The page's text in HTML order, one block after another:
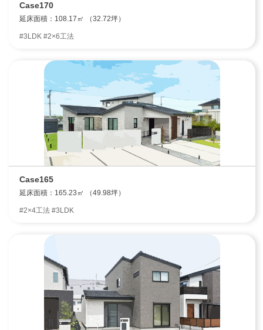
Case170
延床面積：108.17㎡ （32.72坪）
#3LDK #2×6工法
Case165
延床面積：165.23㎡ （49.98坪）
#2×4工法 #3LDK